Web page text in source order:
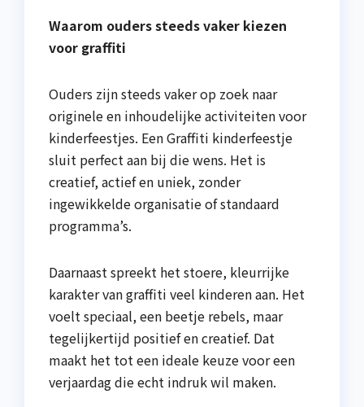
Waarom ouders steeds vaker kiezen
voor graffiti
Ouders zijn steeds vaker op zoek naar
originele en inhoudelijke activiteiten voor
kinderfeestjes. Een Graffiti kinderfeestje
sluit perfect aan bij die wens. Het is
creatief, actief en uniek, zonder
ingewikkelde organisatie of standaard
programma’s.
Daarnaast spreekt het stoere, kleurrijke
karakter van graffiti veel kinderen aan. Het
voelt speciaal, een beetje rebels, maar
tegelijkertijd positief en creatief. Dat
maakt het tot een ideale keuze voor een
verjaardag die echt indruk wil maken.